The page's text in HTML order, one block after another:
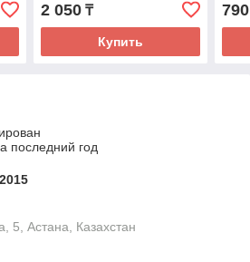
2 050₸
Купить
790
последний год
5, Астана, Казахстан